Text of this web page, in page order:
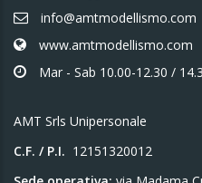
info@amtmodellismo.com
www.amtmodellismo.com
Mar - Sab 10.00-12.30 /
AMT Srls Unipersonale
C.F. / P.I. 12151320012